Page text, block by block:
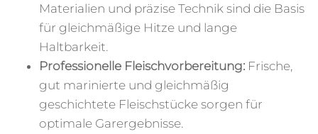
Materialien und präzise Technik sind die Basis
für gleichmäßige Hitze und lange
Haltbarkeit.
Professionelle Fleischvorbereitung: Frische,
gut marinierte und gleichmäßig
geschichtete Fleischstücke sorgen für
optimale Garergebnisse.